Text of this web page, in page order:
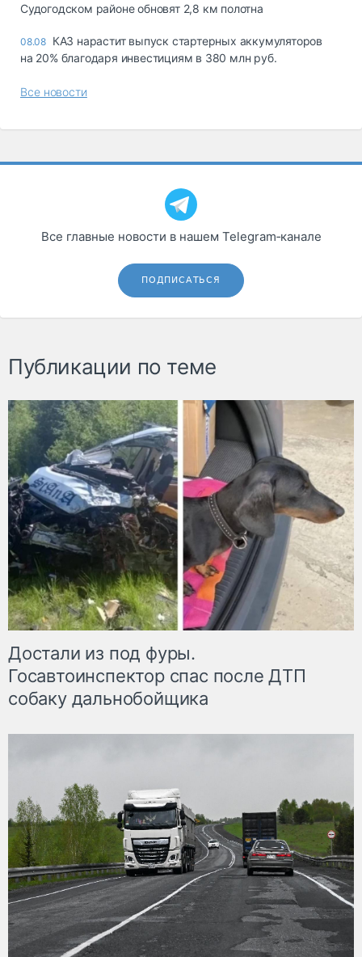
Судогодском районе обновят 2,8 км полотна
08.08 КАЗ нарастит выпуск стартерных аккумуляторов
на 20% благодаря инвестициям в 380 млн руб.
Все новости
Все главные новости в нашем Telegram‑канале
ПОДПИСАТЬСЯ
Публикации по теме
Достали из под фуры.
Госавтоинспектор спас после ДТП
собаку дальнобойщика